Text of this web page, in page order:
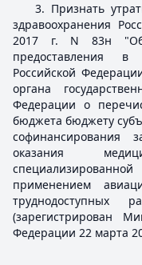
3. Признать
здравоохранения
2017 г. N 83н
предоставления в
Российской
органа
Федерации о
бюджета бюджету
софинансирования
оказания
применением
труднодоступных
(зарегистрирован
Федерации 22 марта